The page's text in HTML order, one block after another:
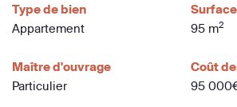
Type de bien
Appartement
Surface
95 m2
Maître d'ouvrage
Particulier
Coût
95